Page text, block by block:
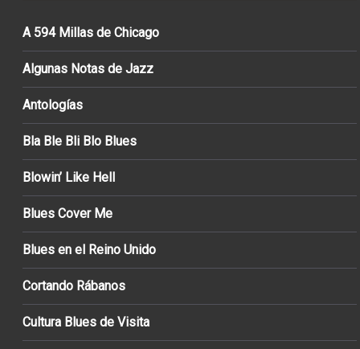
A 594 Millas de Chicago
Algunas Notas de Jazz
Antologías
Bla Ble Bli Blo Blues
Blowin’ Like Hell
Blues Cover Me
Blues en el Reino Unido
Cortando Rábanos
Cultura Blues de Visita